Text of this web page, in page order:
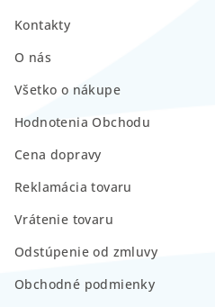
Kontakty
O nás
Všetko o nákupe
Hodnotenia Obchodu
Cena dopravy
Reklamácia tovaru
Vrátenie tovaru
Odstúpenie od zmluvy
Obchodné podmienky